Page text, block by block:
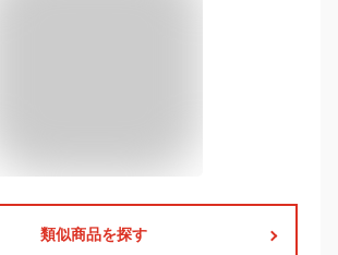
類似商品を探す